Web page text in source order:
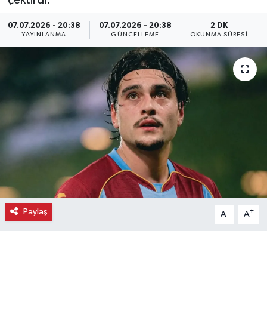
07.07.2026 - 20:38
YAYINLANMA
07.07.2026 - 20:38
GÜNCELLEME
2 DK
OKUNMA SÜRESI
Paylaş A- A+
Eleman
Emlak
Gündem
Gurme
Haber
İlçe Haberleri
Keşfet